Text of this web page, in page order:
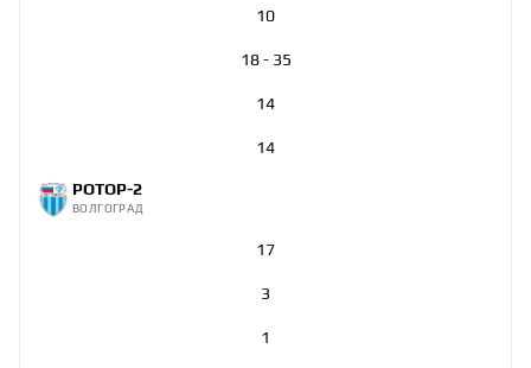
10
18 - 35
14
14
РОТОР-2
ВОЛГОГРАД
17
3
1